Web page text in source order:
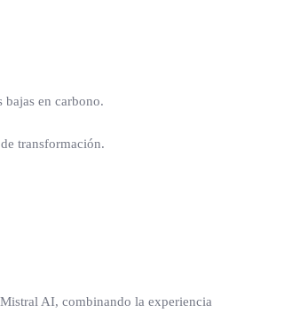
bajas en carbono.
transformación.
AI, combinando la experiencia